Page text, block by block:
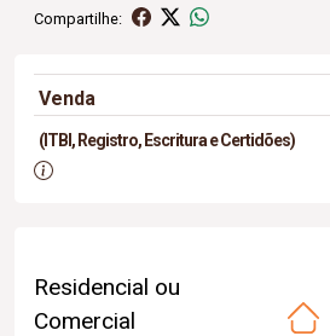
Compartilhe:
Venda
(ITBI, Registro, Escritura e Certidões)
Residencial ou
Comercial